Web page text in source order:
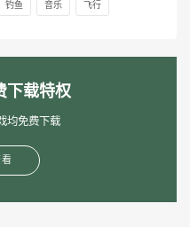
钓鱼 音乐 飞行
下载特权
均免费下载
看